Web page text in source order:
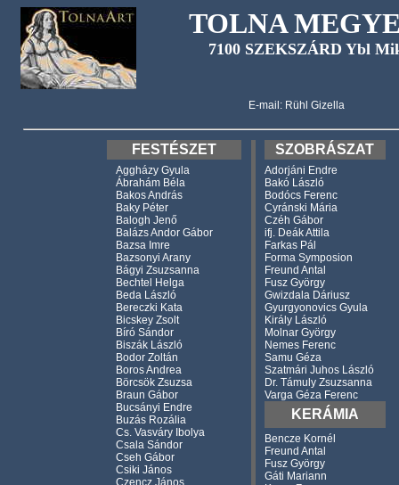
TOLNA
7100 SZEKSZÁRD Ybl
E-mail: Rühl Gizella
FESTÉSZET
Aggházy Gyula
Ábrahám Béla
Bakos András
Baky Péter
Balogh Jenő
Balázs Andor Gábor
Bazsa Imre
Bazsonyi Arany
Bágyi Zsuzsanna
Bechtel Helga
Beda László
Bereczki Kata
Bicskey Zsolt
Bíró Sándor
Biszák László
Bodor Zoltán
Boros Andrea
Börcsök Zsuzsa
Braun Gábor
Bucsányi Endre
Buzás Rozália
Cs. Vasváry Ibolya
Csala Sándor
Cseh Gábor
Csiki János
Czencz János
SZOBRÁSZAT
Adorjáni Endre
Bakó László
Bodócs Ferenc
Cyránski Mária
Czéh Gábor
ifj. Deák Attila
Farkas Pál
Forma Symposion
Freund Antal
Fusz György
Gwizdala Dáriusz
Gyurgyonovics Gyula
Király László
Molnar György
Nemes Ferenc
Samu Géza
Szatmári Juhos László
Dr. Támuly Zsuzsanna
Varga Géza Ferenc
KERÁMIA
Bencze Kornél
Freund Antal
Fusz György
Gáti Mariann